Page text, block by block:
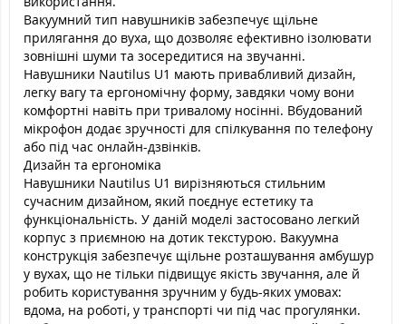
Вакуумний тип навушників забезпечує щільне
прилягання до вуха, що дозволяє ефективно ізолювати
зовнішні шуми та зосередитися на звучанні.
Навушники Nautilus U1 мають привабливий дизайн,
легку вагу та ергономічну форму, завдяки чому вони
комфортні навіть при тривалому носінні. Вбудований
мікрофон додає зручності для спілкування по телефону
або під час онлайн-дзвінків.
Дизайн та ергономіка
Навушники Nautilus U1 вирізняються стильним
сучасним дизайном, який поєднує естетику та
функціональність. У даній моделі застосовано легкий
корпус з приємною на дотик текстурою. Вакуумна
конструкція забезпечує щільне розташування амбушур
у вухах, що не тільки підвищує якість звучання, але й
робить користування зручним у будь-яких умовах:
вдома, на роботі, у транспорті чи під час прогулянки.